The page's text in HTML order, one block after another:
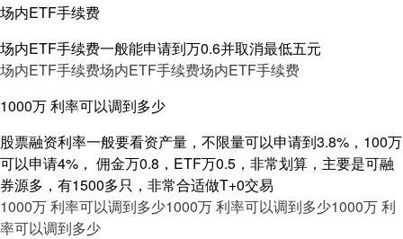
场内ETF手续费
场内ETF手续费一般能申请到万0.6并取消最低五元
场内ETF手续费场内ETF手续费场内ETF手续费
1000万 利率可以调到多少
股票融资利率一般要看资产量，不限量可以申请到3.8%，100万
可以申请4%， 佣金万0.8，ETF万0.5，非常划算，主要是可融
券源多，有1500多只，非常合适做T+0交易
1000万 利率可以调到多少1000万 利率可以调到多少1000万 利
率可以调到多少